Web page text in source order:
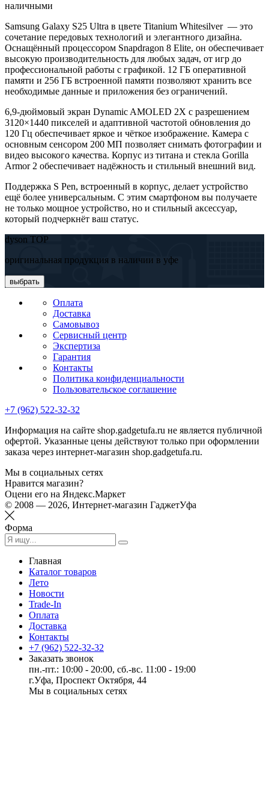
наличными
Samsung Galaxy S25 Ultra в цвете Titanium Whitesilver — это
сочетание передовых технологий и элегантного дизайна.
Оснащённый процессором Snapdragon 8 Elite, он обеспечивает
высокую производительность для любых задач, от игр до
профессиональной работы с графикой. 12 ГБ оперативной
памяти и 256 ГБ встроенной памяти позволяют хранить все
необходимые данные и приложения без ограничений.
6,9-дюймовый экран Dynamic AMOLED 2X с разрешением
3120×1440 пикселей и адаптивной частотой обновления до
120 Гц обеспечивает яркое и чёткое изображение. Камера с
основным сенсором 200 МП позволяет снимать фотографии и
видео высокого качества. Корпус из титана и стекла Gorilla
Armor 2 обеспечивает надёжность и стильный внешний вид.
Поддержка S Pen, встроенный в корпус, делает устройство
ещё более универсальным. С этим смартфоном вы получаете
не только мощное устройство, но и стильный аксессуар,
который подчеркнёт ваш статус.
dyson TOP
оригинальная продукция в наличии в уфе
выбрать
Оплата
Доставка
Самовывоз
Сервисный центр
Экспертиза
Гарантия
Контакты
Политика конфиденциальности
Пользовательское соглашение
+7 (962) 522-32-32
Информация на сайте shop.gadgetufa.ru не является публичной
офертой. Указанные цены действуют только при оформлении
заказа через интернет-магазин shop.gadgetufa.ru.
Мы в социальных сетях
Нравится магазин?
Оцени его на Яндекс.Маркет
© 2008 — 2026, Интернет-магазин ГаджетУфа
Форма
Главная
Каталог товаров
Лето
Новости
Trade-In
Оплата
Доставка
Контакты
+7 (962) 522-32-32
Заказать звонок
пн.-пт.: 10:00 - 20:00, сб.-вс. 11:00 - 19:00
г.Уфа, Проспект Октября, 44
Мы в социальных сетях